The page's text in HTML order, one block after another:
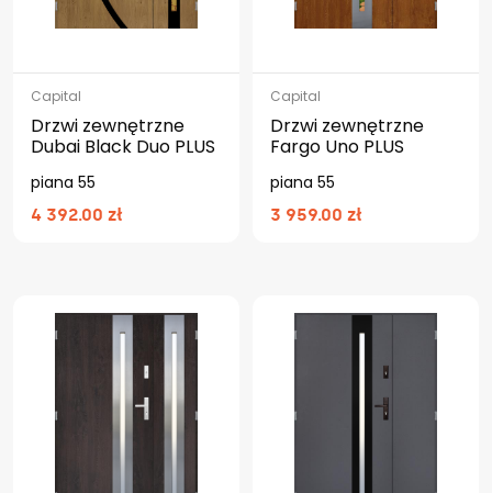
Capital
Drzwi zewnętrzne
Dubai Black Duo PLUS
piana 55
4 392.00 zł
Capital
Drzwi zewnętrzne
Fargo Uno PLUS
piana 55
3 959.00 zł